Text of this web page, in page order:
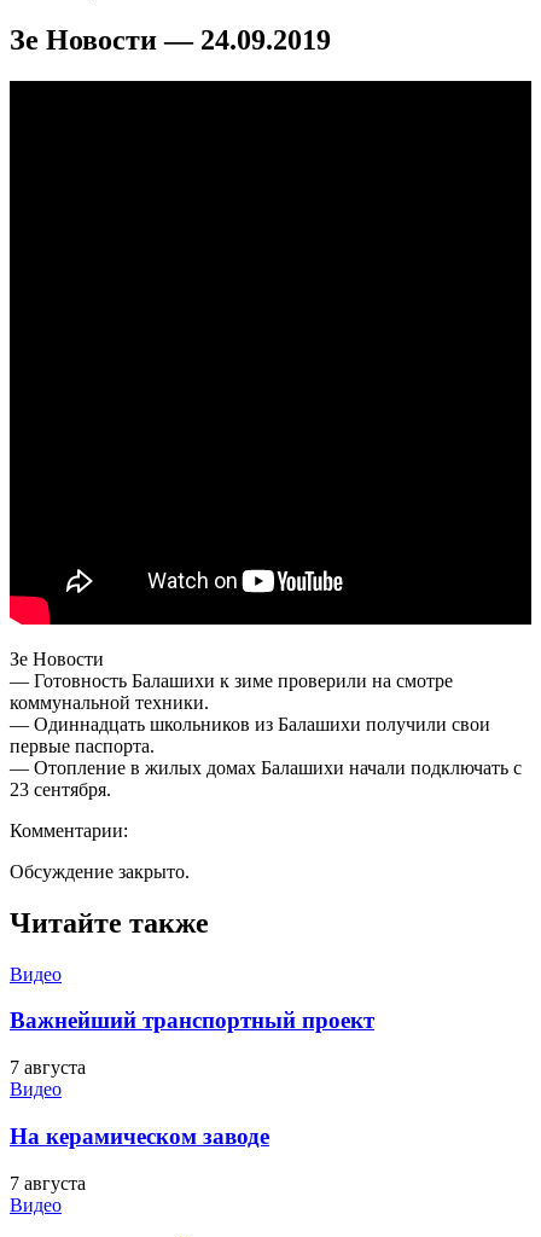
Зе Новости — 24.09.2019
Зе Новости
— Готовность Балашихи к зиме проверили на смотре
коммунальной техники.
— Одиннадцать школьников из Балашихи получили свои
первые паспорта.
— Отопление в жилых домах Балашихи начали подключать с
23 сентября.
Комментарии:
Обсуждение закрыто.
Читайте также
Видео
Важнейший транспортный проект
7 августа
Видео
На керамическом заводе
7 августа
Видео